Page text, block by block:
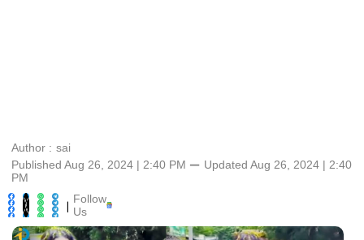
Author : sai
Published Aug 26, 2024 | 2:40 PM ⚊ Updated Aug 26, 2024 | 2:40
PM
| Follow
Us